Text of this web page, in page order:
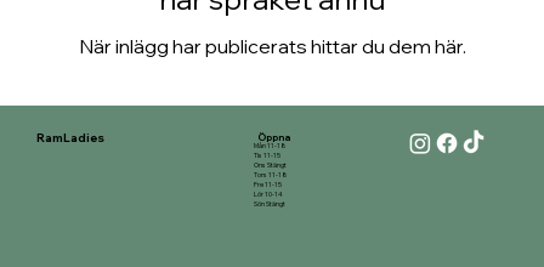
När inlägg har publicerats hittar du dem här.
RamLadies
Mån 11-18
Tis 11-15
Ons Stängt
Tors 11-18
Fre 11-15
Lör 10-14
Sön Stängt
Öppna